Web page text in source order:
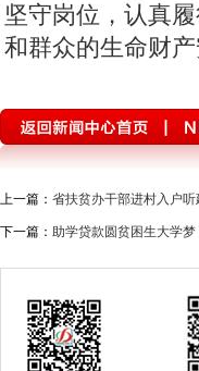
坚守岗位，认真
和群众的生命财
上一篇： 省扶贫办干部进村入户听
下一篇： 助学贷款圆贫困生大学梦